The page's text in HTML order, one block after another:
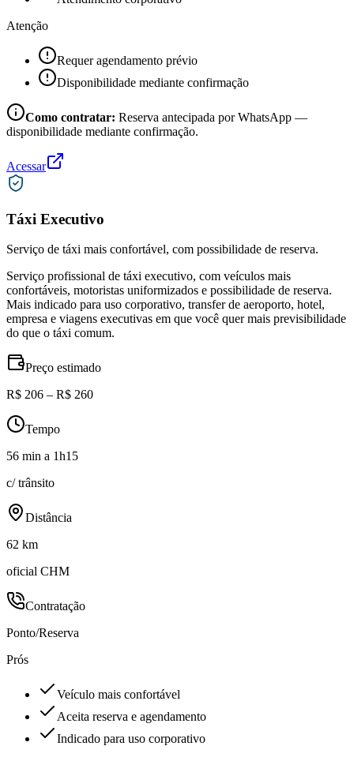
Atenção
Requer agendamento prévio
Disponibilidade mediante confirmação
Como contratar: Reserva antecipada por WhatsApp —
disponibilidade mediante confirmação.
Acessar
Táxi Executivo
Serviço de táxi mais confortável, com possibilidade de reserva.
Serviço profissional de táxi executivo, com veículos mais
confortáveis, motoristas uniformizados e possibilidade de reserva.
Mais indicado para uso corporativo, transfer de aeroporto, hotel,
empresa e viagens executivas em que você quer mais previsibilidade
do que o táxi comum.
Preço estimado
R$ 206 – R$ 260
Tempo
56 min a 1h15
c/ trânsito
Distância
62 km
oficial CHM
Contratação
Ponto/Reserva
Prós
Veículo mais confortável
Aceita reserva e agendamento
Indicado para uso corporativo